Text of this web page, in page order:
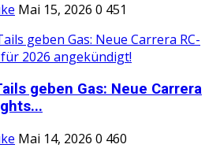
Mai 15, 2026 0 451
geben Gas: Neue Carrera
Mai 14, 2026 0 460